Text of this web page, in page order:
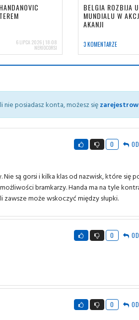
6 LIPCA 2026 | 18:08
NERIOCORSI
BELGIA ROZBIJA
MUNDIALU W
AKANJI
3 KOMENTARZE
posiadasz konta, możesz się
0
są gorsi i kilka klas od nazwisk, które się
bramkarzy. Handa ma na tyle
może wskoczyć między słupki.
0
0